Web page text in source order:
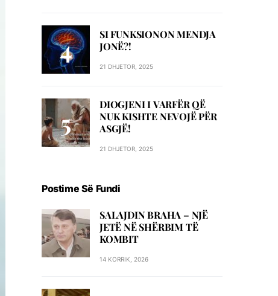
SI FUNKSIONON MENDJA
JONË?!
21 DHJETOR, 2025
DIOGJENI I VARFËR QË
NUK KISHTE NEVOJË PËR
ASGJË!
21 DHJETOR, 2025
Postime Së Fundi
SALAJDIN BRAHA – NJЁ
JETЁ NЁ SHЁRBIM TЁ
KOMBIT
14 KORRIK, 2026